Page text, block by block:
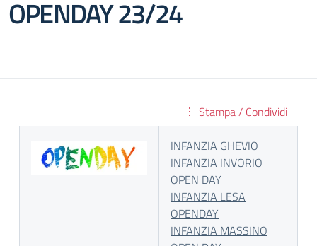
OPENDAY 23/24
Stampa / Condividi
INFANZIA GHEVIO
INFANZIA INVORIO
OPEN DAY
INFANZIA LESA
OPENDAY
INFANZIA MASSINO